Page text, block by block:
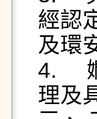
經認
及環
4.	嫻熟電腦文書處理(word、excel、ppt)、資料處
理及